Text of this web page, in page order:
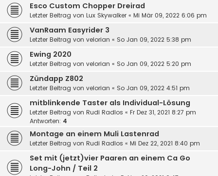
Esco Custom Chopper Dreirad
Letzter Beitrag von Lux Skywalker « Mi Mär 09, 2022 6:06 pm
VanRaam Easyrider 3
Letzter Beitrag von velorian « So Jan 09, 2022 5:38 pm
Ewing 2020
Letzter Beitrag von velorian « So Jan 09, 2022 5:20 pm
Zündapp Z802
Letzter Beitrag von velorian « So Jan 09, 2022 4:51 pm
mitblinkende Taster als Individual-Lösung
Letzter Beitrag von Rudi Radlos « Fr Dez 31, 2021 8:27 pm
Antworten: 4
Montage an einem Muli Lastenrad
Letzter Beitrag von Rudi Radlos « Mi Dez 22, 2021 8:40 pm
Set mit (jetzt)vier Paaren an einem Ca Go
Long-John / Teil 2